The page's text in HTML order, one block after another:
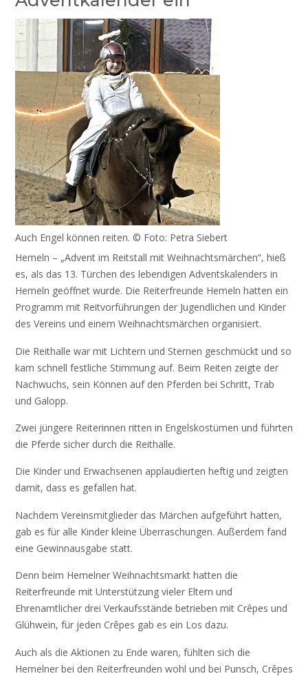
Auch Engel können reiten. © Foto: Petra Siebert
Hemeln – „Advent im Reitstall mit Weihnachtsmärchen“, hieß
es, als das 13. Türchen des lebendigen Adventskalenders in
Hemeln geöffnet wurde. Die Reiterfreunde Hemeln hatten ein
Programm mit Reitvorführungen der Jugendlichen und Kinder
des Vereins und einem Weihnachtsmärchen organisiert.
Die Reithalle war mit Lichtern und Sternen geschmückt und so
kam schnell festliche Stimmung auf. Beim Reiten zeigte der
Nachwuchs, sein Können auf den Pferden bei Schritt, Trab
und Galopp.
Zwei jüngere Reiterinnen ritten in Engelskostümen und führten
die Pferde sicher durch die Reithalle.
Die Kinder und Erwachsenen applaudierten heftig und zeigten
damit, dass es gefallen hat.
Nachdem Vereinsmitglieder das Märchen aufgeführt hatten,
gab es für alle Kinder kleine Überraschungen. Außerdem fand
eine Gewinnausgabe statt.
Denn beim Hemelner Weihnachtsmarkt hatten die
Reiterfreunde mit Unterstützung vieler Eltern und
Ehrenamtlicher drei Verkaufsstände betrieben mit Crêpes und
Glühwein, für jeden Crêpes gab es ein Los dazu.
Auch als die Aktionen zu Ende waren, fühlten sich die
Hemelner bei den Reiterfreunden wohl und bei Punsch, Crêpes